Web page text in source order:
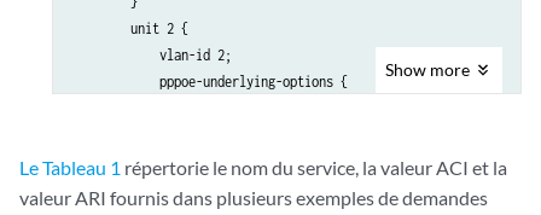
dynamic-profile
            }
max-sessions 10;
dynamic-profile
StandardProfile;
        unit 2 {
            vlan-id 2;
            pppoe-underlying-options {
        }
    }
Show more
Le Tableau 1 répertorie le nom du service, la valeur ACI et la
valeur ARI fournis dans plusieurs exemples de demandes